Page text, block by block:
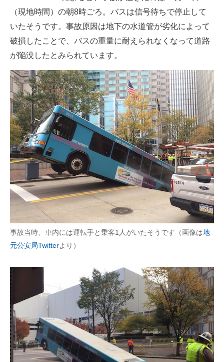
エネルギーの専門メディア
建設×テクノロジーの最前線
ちょっと気になるネットの話題
（現地時間）の朝8時ごろ。バスは信号待ちで停止して
いたそうです。事故原因は地下の水道管が劣化によって
破損したことで、バスの重量に耐えられなくなって道路
が陥没したとみられています。
事故当時、車内には運転手と乗客1人がいたそうです（画像は地
元公安局Twitterより）